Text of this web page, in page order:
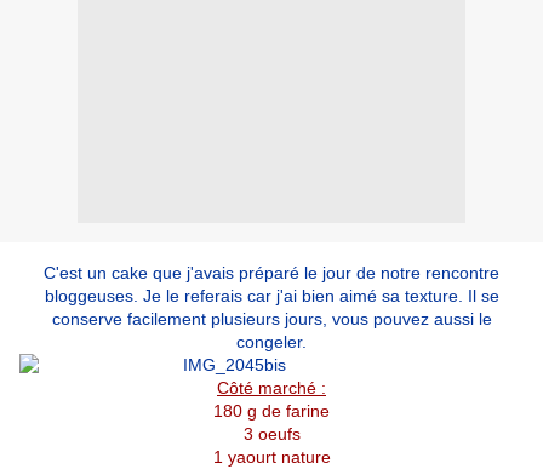
C'est un cake que j'avais préparé le jour de notre rencontre
bloggeuses. Je le referais car j'ai bien aimé sa texture. Il se
conserve facilement plusieurs jours, vous pouvez aussi le
congeler.
Côté marché :
180 g de farine
3 oeufs
1 yaourt nature